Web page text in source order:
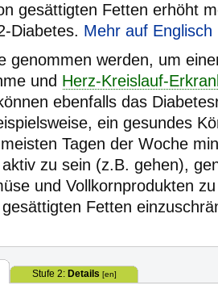
gesättigten Fetten erhöht
Diabetes. Mehr auf Englisch
genommen werden, um
und Herz-Kreislauf-
ebenfalls das
ein gesundes
Tagen der Woche
aktiv zu sein (z.B. gehen),
und Vollkornprodukten
Fetten
Stufe 2: Details [en]